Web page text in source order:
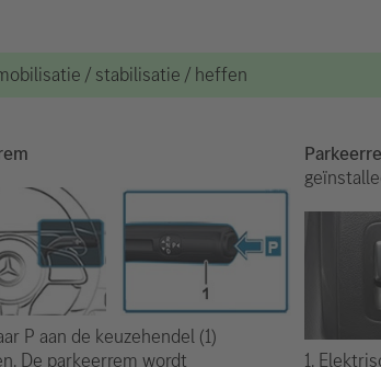
/ stabilisatie / heffen
P aan de keuzehendel (1)
De parkeerrem wordt
1.